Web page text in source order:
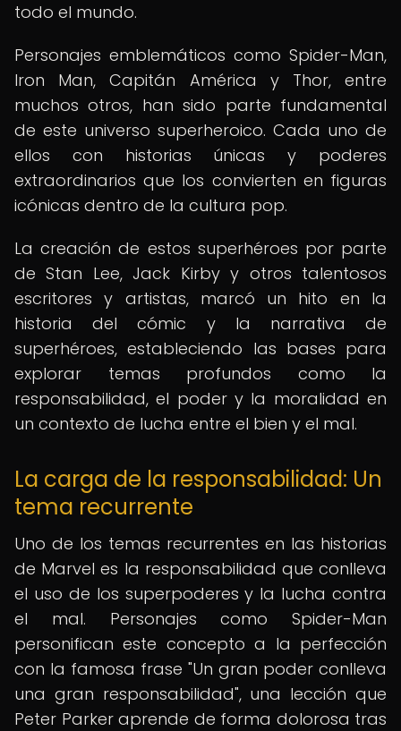
todo el mundo.
Personajes emblemáticos como Spider-Man,
Iron Man, Capitán América y Thor, entre
muchos otros, han sido parte fundamental
de este universo superheroico. Cada uno de
ellos con historias únicas y poderes
extraordinarios que los convierten en figuras
icónicas dentro de la cultura pop.
La creación de estos superhéroes por parte
de Stan Lee, Jack Kirby y otros talentosos
escritores y artistas, marcó un hito en la
historia del cómic y la narrativa de
superhéroes, estableciendo las bases para
explorar temas profundos como la
responsabilidad, el poder y la moralidad en
un contexto de lucha entre el bien y el mal.
La carga de la responsabilidad: Un
tema recurrente
Uno de los temas recurrentes en las historias
de Marvel es la responsabilidad que conlleva
el uso de los superpoderes y la lucha contra
el mal. Personajes como Spider-Man
personifican este concepto a la perfección
con la famosa frase "Un gran poder conlleva
una gran responsabilidad", una lección que
Peter Parker aprende de forma dolorosa tras